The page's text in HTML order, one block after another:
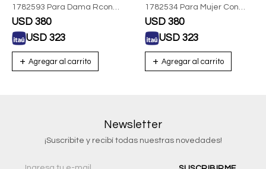
1782593 Para Dama Rcon
Correa De Acero
USD 380
USD 323
1782534 Para Mujer Con
Correa De Acero
USD 380
USD 323
Newsletter
¡Suscribite y recibí todas nuestras novedades!